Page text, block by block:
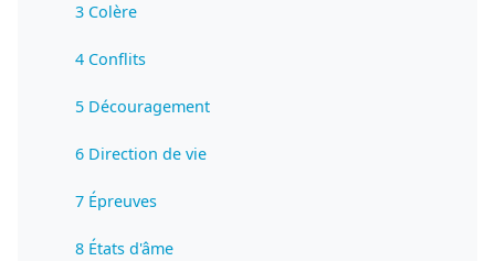
3 Colère
4 Conflits
5 Découragement
6 Direction de vie
7 Épreuves
8 États d'âme